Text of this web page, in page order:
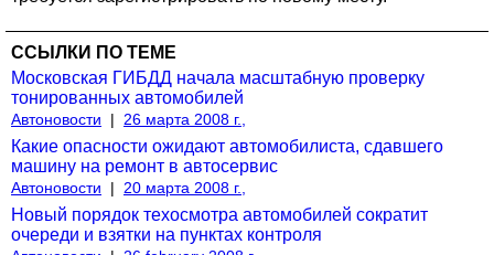
ССЫЛКИ ПО ТЕМЕ
Московская ГИБДД начала масштабную проверку
тонированных автомобилей
Автоновости | 26 марта 2008 г.,
Какие опасности ожидают автомобилиста, сдавшего
машину на ремонт в автосервис
Автоновости | 20 марта 2008 г.,
Новый порядок техосмотра автомобилей сократит
очереди и взятки на пунктах контроля